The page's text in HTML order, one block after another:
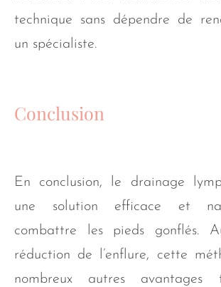
technique sans dépendre de
un spécialiste.
Conclusion
En conclusion, le drainage
une solution efficace et
combattre les pieds gonflés.
réduction de l’enflure, cette
nombreux autres